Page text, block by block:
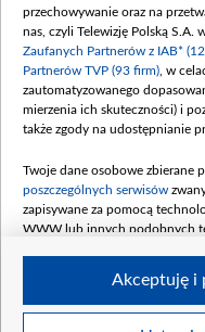
Data
(wpłata
Data
kwiecień 180
czerwca 90 mln)
4 sierpnia 250
przechowywanie oraz na
nas, czyli Telewizję Polską S.A.
Zaufanych Partnerów z IAB*
Partnerów TVP (93 firm) , w
zautomatyzowanego
mierzenia ich skuteczności) i
także zgody na udostępnianie
Twoje dane osobowe zbierane
poszczególnych serwisów
zapisywane za pomocą
WWW lub innych podobnych
Twoje dane osobowe zbierane
Akceptuję i